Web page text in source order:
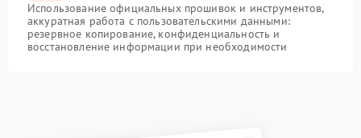
Использование официальных прошивок и инструментов,
аккуратная работа с пользовательскими данными:
резервное копирование, конфиденциальность и
восстановление информации при необходимости